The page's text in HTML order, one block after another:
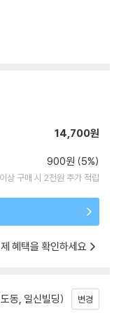
14,700원
900원 (5%)
상 구매 시 2천원 추가 적립
혜택을 확인하세요
동, 일신빌딩) 변경